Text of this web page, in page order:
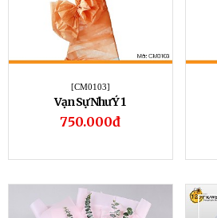
[CM0103]
Vạn Sự Như Ý 1
750.000đ